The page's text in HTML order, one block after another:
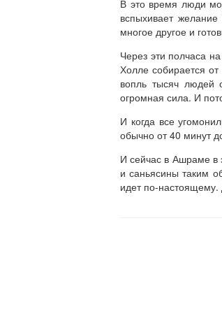
В это время люди
вспыхивает
многое другое и
Через эти полчаса
Холле собирается
вопль тысяч людей
огромная сила. И
И когда все
обычно от 40 минут
И сейчас в Ашраме в
и саньясины таким
идет по-настоящему.